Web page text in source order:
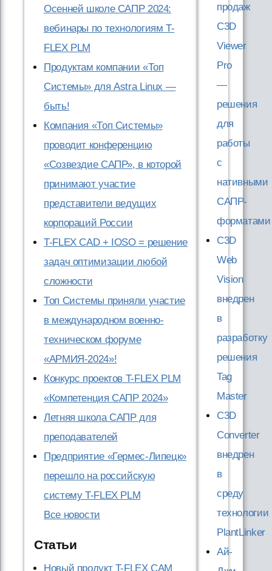
Осенней школе САПР 2024:
вебинары по технологиям T-
FLEX PLM
Продуктам компании «Топ
Системы» для Astra Linux —
быть!
Компания «Топ Системы»
проводит конференцию
«Созвездие САПР», в которой
принимают участие
представители ведущих
корпораций России
T-FLEX CAD + IOSO = решение
задач оптимизации любой
сложности
Топ Системы приняли участие
в международном военно-
техническом форуме
«АРМИЯ-2024»!
Конкурс проектов T-FLEX PLM
«Компетенция САПР 2024»
Летняя школа САПР для
преподавателей
Предприятие «Гермес-Липецк»
перешло на российскую
систему T-FLEX PLM
Все новости
Статьи
Новый продукт T-FLEX CAM
продаж
C3D
Viewer
Pro
—
решения
для
работы
с
нативными
САПР-
форматами
C3D
Web
Vision
внедрен
в
разработку
решения
Tag
Master
C3D
Converter
внедрен
в
среду
технологии
PlantLinker
Ай-